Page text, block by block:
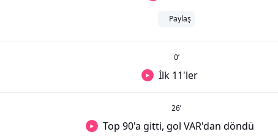
Paylaş
0’
İlk 11'ler
26’
Top 90'a gitti, gol VAR'dan döndü